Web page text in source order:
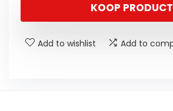
KOOP PRODUCT
Add to wishlist Add to